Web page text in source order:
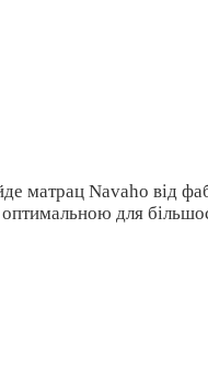
матрац Navaho
для